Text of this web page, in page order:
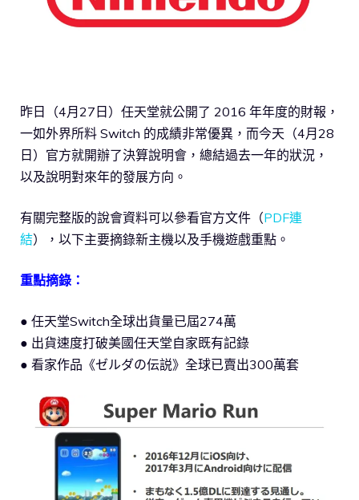
昨日（4月27日）任天堂就公開了 2016 年年度的財報，
一如外界所料 Switch 的成績非常優異，而今天（4月28
日）官方就開辦了決算說明會，總結過去一年的狀況，
以及說明對來年的發展方向。
有關完整版的說會資料可以參看官方文件（PDF連
結），以下主要摘錄新主機以及手機遊戲重點。
重點摘錄：
● 任天堂Switch全球出貨量已屆274萬
● 出貨速度打破美國任天堂自家既有記錄
● 看家作品《ゼルダの伝説》全球已賣出300萬套